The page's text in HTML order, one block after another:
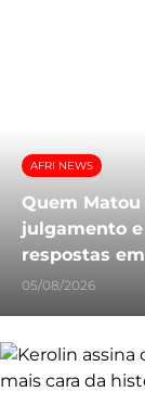
AFRI NEWS
Quem Matou
julgamento
respostas
05/08/2026